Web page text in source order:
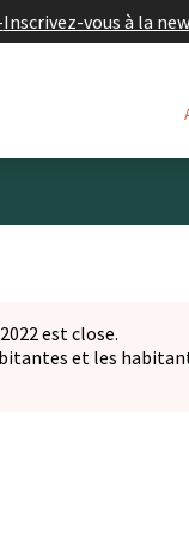
Inscrivez-vous à la
est close.
et les